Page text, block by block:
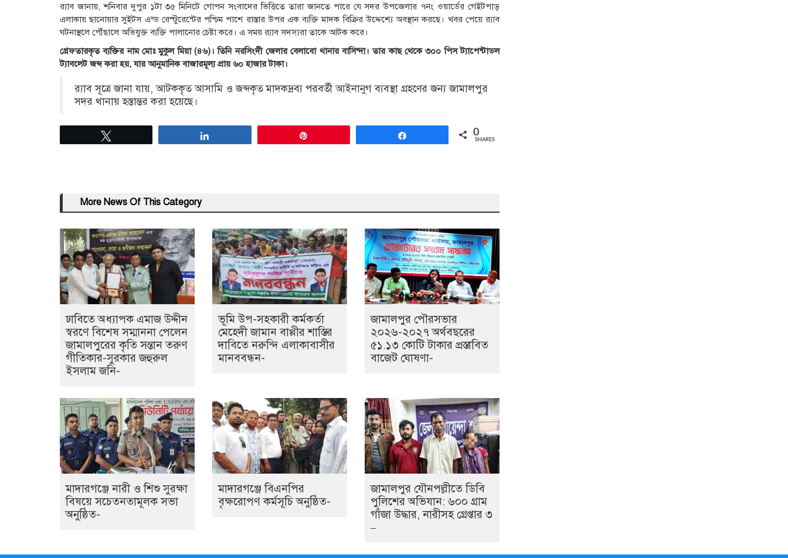
র‍্যাব জানায়, শনিবার দুপুর ১টা ৩৫ মিনিটে গোপন সংবাদের ভিত্তিতে তারা জানতে পারে যে সদর উপজেলার ৭নং ওয়ার্ডের গেইটপাড়
এলাকায় ছানোয়ার সুইটস এন্ড রেস্টুরেন্টের পশ্চিম পাশে রাস্তার উপর এক ব্যক্তি মাদক বিক্রির উদ্দেশ্যে অবস্থান করছে। খবর পেয়ে র‍্যাব
ঘটনাস্থলে পৌঁছালে অভিযুক্ত ব্যক্তি পালানোর চেষ্টা করে। এ সময় র‍্যাব সদস্যরা তাকে আটক করে।
গ্রেফতারকৃত ব্যক্তির নাম মোঃ মুকুল মিয়া (৪৬)। তিনি নরসিংদী জেলার বেলাবো থানার বাসিন্দা। তার কাছ থেকে ৩০০ পিস ট্যাপেন্টাডল
ট্যাবলেট জব্দ করা হয়, যার আনুমানিক বাজারমূল্য প্রায় ৬০ হাজার টাকা।
র‍্যাব সূত্রে জানা যায়, আটককৃত আসামি ও জব্দকৃত মাদকদ্রব্য পরবর্তী আইনানুগ ব্যবস্থা গ্রহণের জন্য জামালপুর
সদর থানায় হস্তান্তর করা হয়েছে।
0
SHARES
More News Of This Category
ঢাবিতে অধ্যাপক এমাজ উদ্দীন
স্বরণে বিশেষ সম্মাননা পেলেন
জামালপুরের কৃতি সন্তান তরুণ
গীতিকার-সুরকার জহুরুল
ইসলাম জনি-
ভূমি উপ-সহকারী কর্মকর্তা
মেহেদী জামান বাপ্পীর শাস্তির
দাবিতে নরুন্দি এলাকাবাসীর
মানববন্ধন-
জামালপুর পৌরসভার
২০২৬-২০২৭ অর্থবছরের
৫১.১৩ কোটি টাকার প্রস্তাবিত
বাজেট ঘোষণা-
মাদারগঞ্জে নারী ও শিশু সুরক্ষা
বিষয়ে সচেতনতামূলক সভা
অনুষ্ঠিত-
মাদারগঞ্জে বিএনপির
বৃক্ষরোপণ কর্মসূচি অনুষ্ঠিত-
জামালপুর যৌনপল্লীতে ডিবি
পুলিশের অভিযান: ৬০০ গ্রাম
গাঁজা উদ্ধার, নারীসহ গ্রেপ্তার ৩
–